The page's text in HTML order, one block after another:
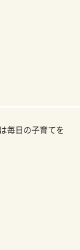
毎日の子育てを